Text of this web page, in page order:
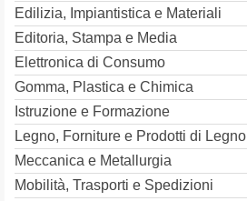
Edilizia, Impiantistica e Materiali
Editoria, Stampa e Media
Elettronica di Consumo
Gomma, Plastica e Chimica
Istruzione e Formazione
Legno, Forniture e Prodotti di Legno
Meccanica e Metallurgia
Mobilità, Trasporti e Spedizioni